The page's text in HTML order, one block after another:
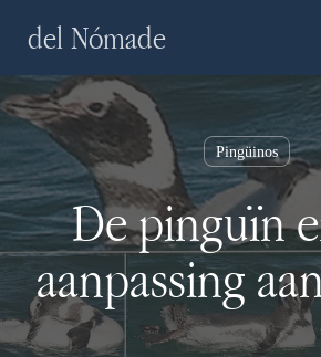
content
del Nómade
Pingüinos
De pinguïn
aanpassing